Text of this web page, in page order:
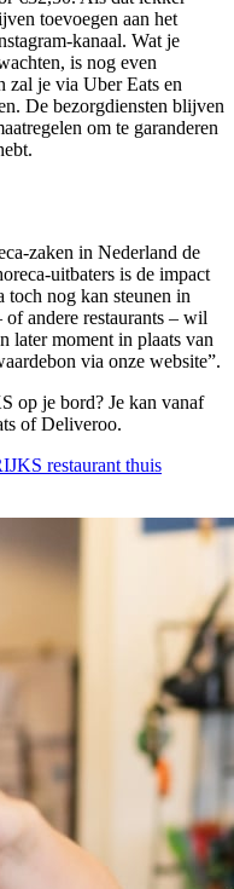
toevoegen aan het
kanaal. Wat je
is nog even
zal je via Uber Eats en
De bezorgdiensten blijven
om te garanderen
zaken in Nederland de
uitbaters is de impact
toch nog kan steunen in
andere restaurants – wil
later moment in plaats van
via onze website”.
op je bord? Je kan vanaf
of Deliveroo.
restaurant thuis